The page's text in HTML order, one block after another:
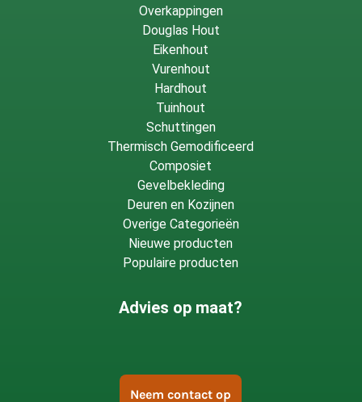
Overkappingen
Douglas Hout
Eikenhout
Vurenhout
Hardhout
Tuinhout
Schuttingen
Thermisch Gemodificeerd
Composiet
Gevelbekleding
Deuren en Kozijnen
Overige Categorieën
Nieuwe producten
Populaire producten
Advies op maat?
Neem contact op